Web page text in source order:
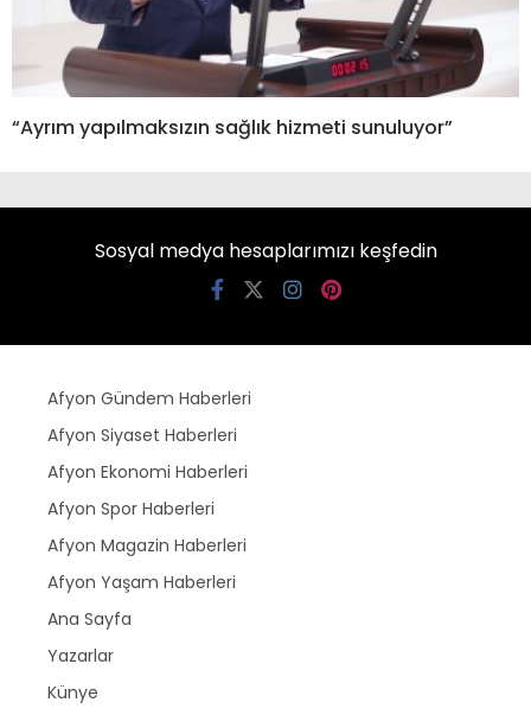
“Ayrım yapılmaksızın sağlık hizmeti sunuluyor”
Sosyal medya hesaplarımızı keşfedin
Afyon Gündem Haberleri
Afyon Siyaset Haberleri
Afyon Ekonomi Haberleri
Afyon Spor Haberleri
Afyon Magazin Haberleri
Afyon Yaşam Haberleri
Ana Sayfa
Yazarlar
Künye